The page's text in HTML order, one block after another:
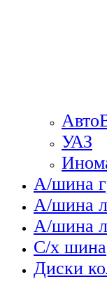
УАЗ
А/шина
А/шина
А/шина
С/х шина
Диски